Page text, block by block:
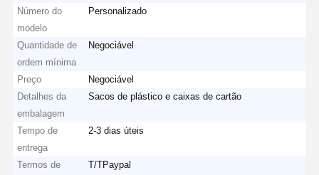
Número do
modelo
Personalizado
Quantidade de
ordem mínima
Negociável
Preço
Negociável
Detalhes da
embalagem
Sacos de plástico e caixas de cartão
Tempo de
entrega
2-3 dias úteis
Termos de
T/TPaypal